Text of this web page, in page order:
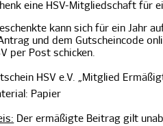
eine HSV-Mitgliedschaft für
kann sich für ein Jahr
und dem Gutscheincode
per Post schicken.
HSV e.V. „Mitglied
Papier
Der ermäßigte Beitrag gilt